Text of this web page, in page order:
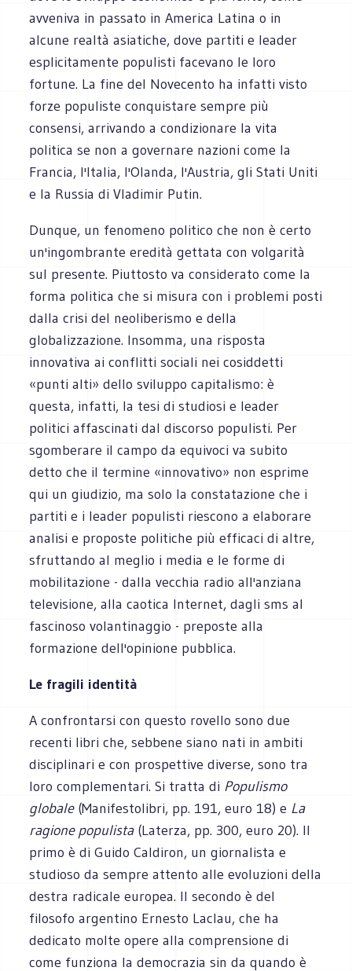
avveniva in passato in America Latina o in
alcune realtà asiatiche, dove partiti e leader
esplicitamente populisti facevano le loro
fortune. La fine del Novecento ha infatti visto
forze populiste conquistare sempre più
consensi, arrivando a condizionare la vita
politica se non a governare nazioni come la
Francia, l'Italia, l'Olanda, l'Austria, gli Stati Uniti
e la Russia di Vladimir Putin.
Dunque, un fenomeno politico che non è certo
un'ingombrante eredità gettata con volgarità
sul presente. Piuttosto va considerato come la
forma politica che si misura con i problemi posti
dalla crisi del neoliberismo e della
globalizzazione. Insomma, una risposta
innovativa ai conflitti sociali nei cosiddetti
«punti alti» dello sviluppo capitalismo: è
questa, infatti, la tesi di studiosi e leader
politici affascinati dal discorso populisti. Per
sgomberare il campo da equivoci va subito
detto che il termine «innovativo» non esprime
qui un giudizio, ma solo la constatazione che i
partiti e i leader populisti riescono a elaborare
analisi e proposte politiche più efficaci di altre,
sfruttando al meglio i media e le forme di
mobilitazione - dalla vecchia radio all'anziana
televisione, alla caotica Internet, dagli sms al
fascinoso volantinaggio - preposte alla
formazione dell'opinione pubblica.
Le fragili identità
A confrontarsi con questo rovello sono due
recenti libri che, sebbene siano nati in ambiti
disciplinari e con prospettive diverse, sono tra
loro complementari. Si tratta di Populismo
globale(Manifestolibri, pp. 191, euro 18) e La
ragione populista(Laterza, pp. 300, euro 20). Il
primo è di Guido Caldiron, un giornalista e
studioso da sempre attento alle evoluzioni della
destra radicale europea. Il secondo è del
filosofo argentino Ernesto Laclau, che ha
dedicato molte opere alla comprensione di
come funziona la democrazia sin da quando è